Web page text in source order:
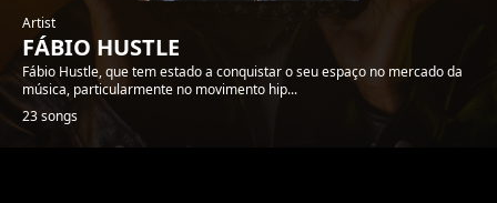
Artist
FÁBIO HUSTLE
Fábio Hustle, que tem estado a conquistar o seu espaço no mercado da
música, particularmente no movimento hip...
23 songs